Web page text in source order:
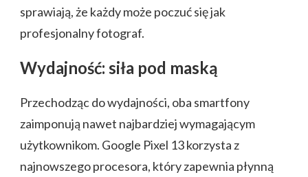
sprawiają, że każdy może poczuć się jak
profesjonalny fotograf.
Wydajność: siła pod maską
Przechodząc do wydajności, oba smartfony
zaimponują nawet najbardziej wymagającym
użytkownikom. Google Pixel 13 korzysta z
najnowszego procesora, który zapewnia płynną